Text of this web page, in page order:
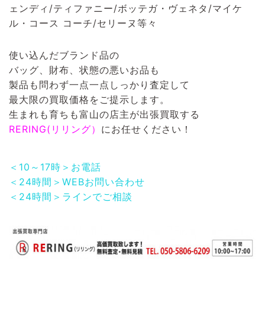
ェンディ/ティファニー/ボッテガ・ヴェネタ/マイケ
ル・コース コーチ/セリーヌ等々
使い込んだブランド品の
バッグ、財布、状態の悪いお品も
製品も問わず一点一点しっかり査定して
最大限の買取価格をご提示します。
生まれも育ちも富山の店主が出張買取する
RERING(リリング） にお任せください！
＜10～17時＞お電話
＜24時間＞WEBお問い合わせ
＜24時間＞ラインでご相談